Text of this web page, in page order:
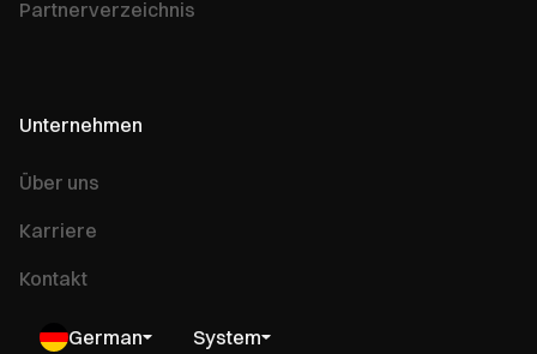
Partnerverzeichnis
Unternehmen
Über uns
Karriere
Kontakt
German System